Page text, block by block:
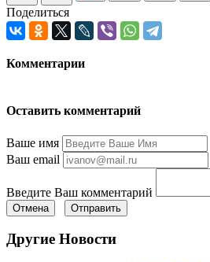
Поделиться
Комментарии
Оставить комментарий
Ваше имя
Ваш email
Введите Ваш комментарий
Отмена Отправить
Другие Новости